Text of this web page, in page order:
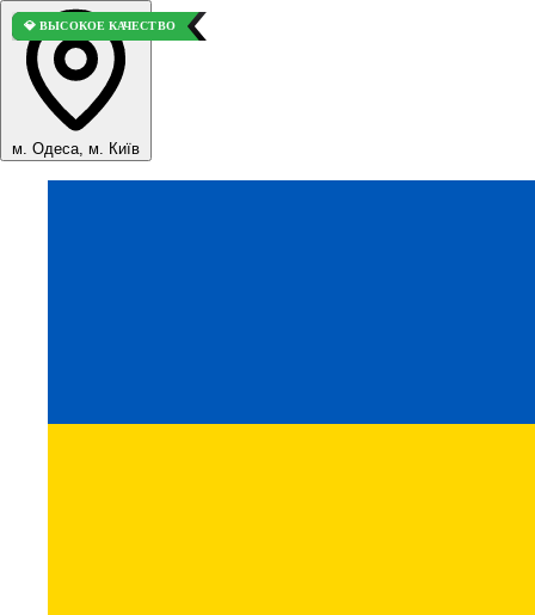
м. Одеса, м. Київ
⭐ ВЫБОР ПОКУПАТЕЛЕЙ
💎 ВЫСОКОЕ КАЧЕСТВО